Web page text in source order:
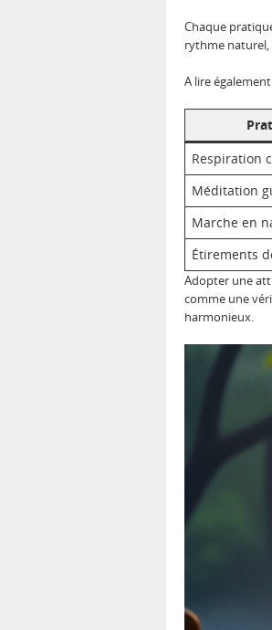
Chaque
rythme naturel,
A lire
Respiration
Méditation
Marche en
Étirements
Adopter une
comme une
harmonieux.